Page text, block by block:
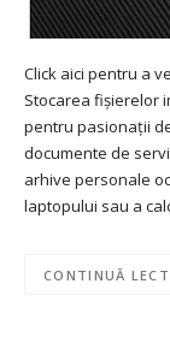
Click aici pentru a
Stocarea fișierelor
pentru pasionații
documente de
arhive personale
laptopului sau a
CONTINUĂ